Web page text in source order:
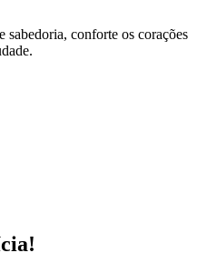
sabedoria, conforte os corações